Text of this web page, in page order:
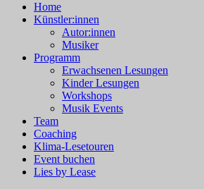
Home
Künstler:innen
Autor:innen
Musiker
Programm
Erwachsenen Lesungen
Kinder Lesungen
Workshops
Musik Events
Team
Coaching
Klima-Lesetouren
Event buchen
Lies by Lease